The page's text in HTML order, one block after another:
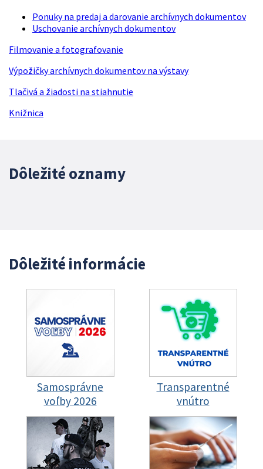
Ponuky na predaj a darovanie archívnych dokumentov
Uschovanie archívnych dokumentov
Filmovanie a fotografovanie
Výpožičky archívnych dokumentov na výstavy
Tlačivá a žiadosti na stiahnutie
Knižnica
Dôležité oznamy
Dôležité informácie
Samosprávne
voľby 2026
Transparentné
vnútro